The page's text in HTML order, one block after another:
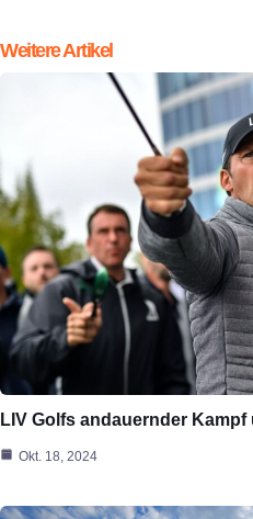
Weitere Artikel
LIV Golfs andauernder
Okt. 18, 2024